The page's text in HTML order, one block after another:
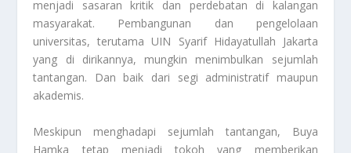
menjadi sasaran kritik dan perdebatan di kalangan
masyarakat. Pembangunan dan pengelolaan
universitas, terutama UIN Syarif Hidayatullah Jakarta
yang di dirikannya, mungkin menimbulkan sejumlah
tantangan. Dan baik dari segi administratif maupun
akademis.
Meskipun menghadapi sejumlah tantangan, Buya
Hamka tetap menjadi tokoh yang memberikan